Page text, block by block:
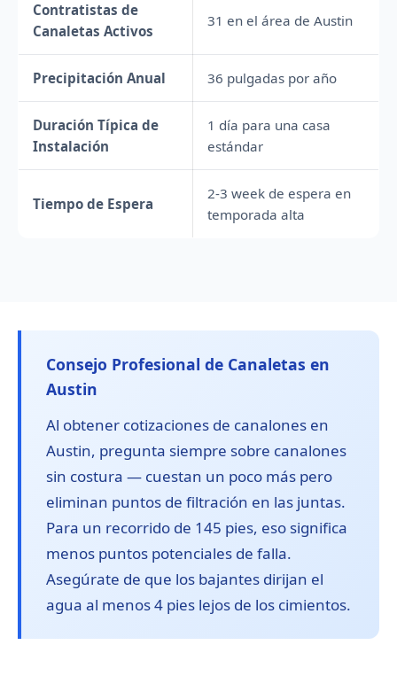
Contratistas de
Canaletas Activos
31 en el área de Austin
Precipitación Anual 36 pulgadas por año
Duración Típica de
Instalación
1 día para una casa
estándar
Tiempo de Espera
2-3 week de espera en
temporada alta
Consejo Profesional de Canaletas en
Austin
Al obtener cotizaciones de canalones en
Austin, pregunta siempre sobre canalones
sin costura — cuestan un poco más pero
eliminan puntos de filtración en las juntas.
Para un recorrido de 145 pies, eso significa
menos puntos potenciales de falla.
Asegúrate de que los bajantes dirijan el
agua al menos 4 pies lejos de los cimientos.